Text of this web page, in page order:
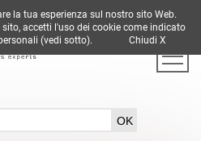
DE EN ES FR IT
la tua esperienza sul nostro sito Web.
accetti l'uso dei cookie come indicato
personali (vedi sotto). Chiudi X